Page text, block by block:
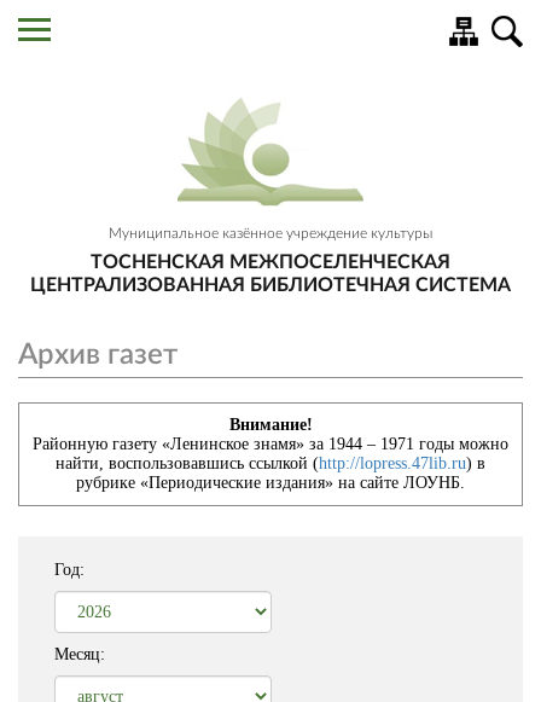
Муниципальное казённое учреждение культуры
ТОСНЕНСКАЯ МЕЖПОСЕЛЕНЧЕСКАЯ
ЦЕНТРАЛИЗОВАННАЯ БИБЛИОТЕЧНАЯ СИСТЕМА
Архив газет
Внимание!
Районную газету «Ленинское знамя» за 1944 – 1971 годы можно
найти, воспользовавшись ссылкой (http://lopress.47lib.ru) в
рубрике «Периодические издания» на сайте ЛОУНБ.
Год:
Месяц: